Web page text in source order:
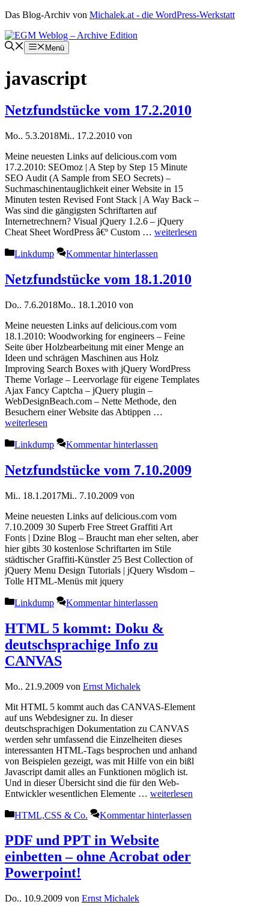
Zum
springen
Das Blog-Archiv von Michalek.at - die WordPress-Werkstatt
Menü
javascript
Netzfundstücke vom 17.2.2010
Mo.. 5.3.2018Mi.. 17.2.2010 von
Meine neuesten Links auf delicious.com vom
17.2.2010: SEOmoz | A Step by Step 15 Minute
SEO Audit (A Sample from SEO Secrets) –
Suchmaschinentauglichkeit einer Website in 15
Minuten testen Revised Font Stack | A Way Back –
Was sind die gängigsten Schriftarten auf
Internetrechnern? Visual jQuery 1.2.6 – jQuery
Cheat Sheet WordPress â€º Custom … weiterlesen
Kategorien
Linkdump Kommentar hinterlassen
Netzfundstücke vom 18.1.2010
Do.. 7.6.2018Mo.. 18.1.2010 von
Meine neuesten Links auf delicious.com vom
18.1.2010: Woodworking for engineers – Feine
Seite über Holzbearbeitung mit einer Menge an
Ideen und schrägen Maschinen aus Holz
Improving Search Boxes with jQuery WordPress
Theme Vorlage – Leervorlage für eigene Templates
Ajax Fancy Captcha – jQuery plugin –
WebDesignBeach.com – Nette Methode, den
Besuchern einer Website das Abtippen …
weiterlesen
Kategorien
Linkdump Kommentar hinterlassen
Netzfundstücke vom 7.10.2009
Mi.. 18.1.2017Mi.. 7.10.2009 von
Meine neuesten Links auf delicious.com vom
7.10.2009 30 Superb Free Street Graffiti Art
Fonts | Dzine Blog – Braucht man eher selten, aber
hier gibts 30 kostenlose Schriftarten im Stile
städtischer Graffiti-Künstler 25 Best Collection of
jQuery Menu Design Tutorials | jQuery Wisdom –
Tolle HTML-Menüs mit jquery
Kategorien
Linkdump Kommentar hinterlassen
HTML 5 kommt: Doku &
deutschsprachige Info zu
CANVAS
Mo.. 21.9.2009 von Ernst Michalek
Mit HTML 5 kommt auch das CANVAS-Element
auf uns Webdesigner zu. In dieser
deutschsprachigen Dokumentation zu CANVAS
werden sehr umfassend die Einzelheiten dieses
interessanten HTML-Tags besprochen und anhand
von Beispielen gezeigt, was mit Hilfe von ein bißl
Javascript damit alles an Funktionen möglich ist.
Und in dieser Übersicht sind die für den Web-
Entwickler wesentlichen Elemente … weiterlesen
Kategorien
HTML,CSS & Co. Kommentar hinterlassen
PDF und PPT in Website
einbetten – ohne Acrobat oder
Powerpoint!
Do.. 10.9.2009 von Ernst Michalek